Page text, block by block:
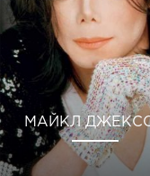
МАЙКЛ